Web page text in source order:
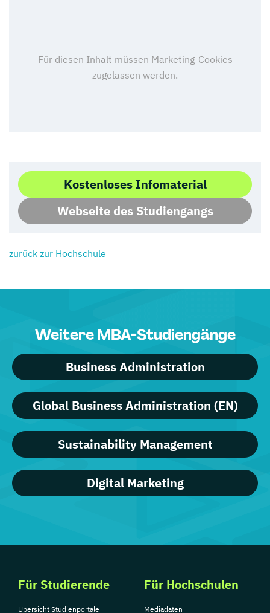
Kostenloses Infomaterial
Webseite des Studiengangs
zurück zur Hochschule
Weitere MBA-Studiengänge
Business Administration
Global Business Administration (EN)
Sustainability Management
Digital Marketing
Für Studierende
Übersicht Studienportale
Für Hochschulen
Mediadaten